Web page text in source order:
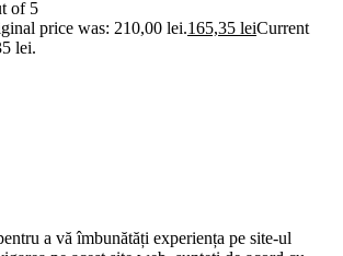
of 5
price was: 210,00 lei.165,35 leiCurrent
lei.
a vă îmbunătăți experiența pe site-ul